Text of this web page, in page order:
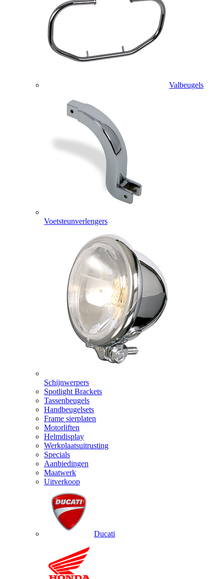
Valbeugels
Voetsteunverlengers
Schijnwerpers
Spotlight Brackets
Tassenbeugels
Handbeugelsets
Frame sierplaten
Motorliften
Helmdisplay
Werkplaatsuitrusting
Specials
Aanbiedingen
Maatwerk
Uitverkoop
Ducati